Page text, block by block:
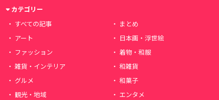
カテゴリー
すべての記事
まとめ
アート
日本画・浮世絵
ファッション
着物・和服
雑貨・インテリア
和雑貨
グルメ
和菓子
観光・地域
エンタメ